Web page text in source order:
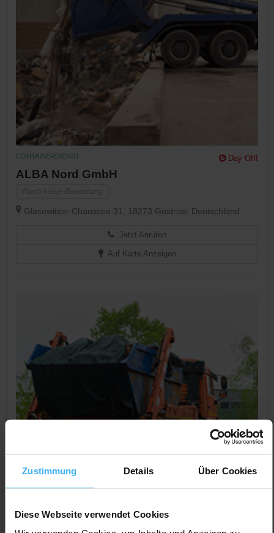
Zustimmung Details Über Cookies
Diese Webseite verwendet Cookies
CONTAINERDIENST Day Off!
ALBA Nord GmbH
Glasewitzer Chaussee 31, 18273 Güstrow, Deutschland
Jetzt Anrufen
Auf Karte Anzeigen